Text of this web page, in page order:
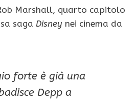
Marshall, quarto capitolo
saga Disney nei cinema da
forte è già una
Depp a